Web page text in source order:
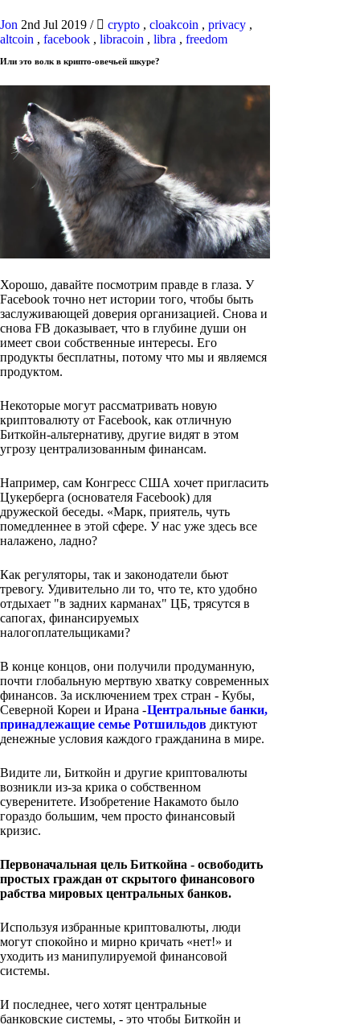
Jon 2nd Jul 2019 / crypto , cloakcoin , privacy ,
altcoin , facebook , libracoin , libra , freedom
Или это волк в крипто-овечьей шкуре?
Хорошо, давайте посмотрим правде в глаза. У
Facebook точно нет истории того, чтобы быть
заслуживающей доверия организацией. Снова и
снова FB доказывает, что в глубине души он
имеет свои собственные интересы. Его
продукты бесплатны, потому что мы и являемся
продуктом.
Некоторые могут рассматривать новую
криптовалюту от Facebook, как отличную
Биткойн-альтернативу, другие видят в этом
угрозу централизованным финансам.
Например, сам Конгресс США хочет пригласить
Цукерберга (основателя Facebook) для
дружеской беседы. «Марк, приятель, чуть
помедленнее в этой сфере. У нас уже здесь все
налажено, ладно?
Как регуляторы, так и законодатели бьют
тревогу. Удивительно ли то, что те, кто удобно
отдыхает "в задних карманах" ЦБ, трясутся в
сапогах, финансируемых
налогоплательщиками?
В конце концов, они получили продуманную,
почти глобальную мертвую хватку современных
финансов. За исключением трех стран - Кубы,
Северной Кореи и Ирана -Центральные банки,
принадлежащие семье Ротшильдов диктуют
денежные условия каждого гражданина в мире.
Видите ли, Биткойн и другие криптовалюты
возникли из-за крика о собственном
суверенитете. Изобретение Накамото было
гораздо большим, чем просто финансовый
кризис.
Первоначальная цель Биткойна - освободить
простых граждан от скрытого финансового
рабства мировых центральных банков.
Используя избранные криптовалюты, люди
могут спокойно и мирно кричать «нет!» и
уходить из манипулируемой финансовой
системы.
И последнее, чего хотят центральные
банковские системы, - это чтобы Биткойн и